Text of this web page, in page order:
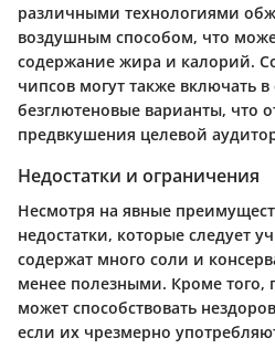
различными технологиями
воздушным способом, что
содержание жира и калорий.
чипсов могут также включать
безглютеновые варианты, что
предвкушения целевой
Недостатки и ограничения
Несмотря на явные
недостатки, которые следует
содержат много соли и
менее полезными. Кроме того,
может способствовать
если их чрезмерно